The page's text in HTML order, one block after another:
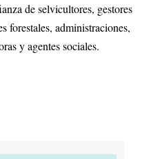
de selvicultores, gestores
forestales, administraciones,
y agentes sociales.